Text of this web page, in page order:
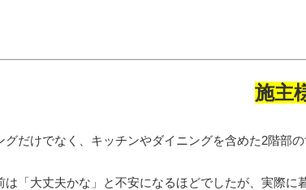
施主
グだけでなく、キッチンやダイニングを含めた2階部
は「大丈夫かな」と不安になるほどでしたが、実際に